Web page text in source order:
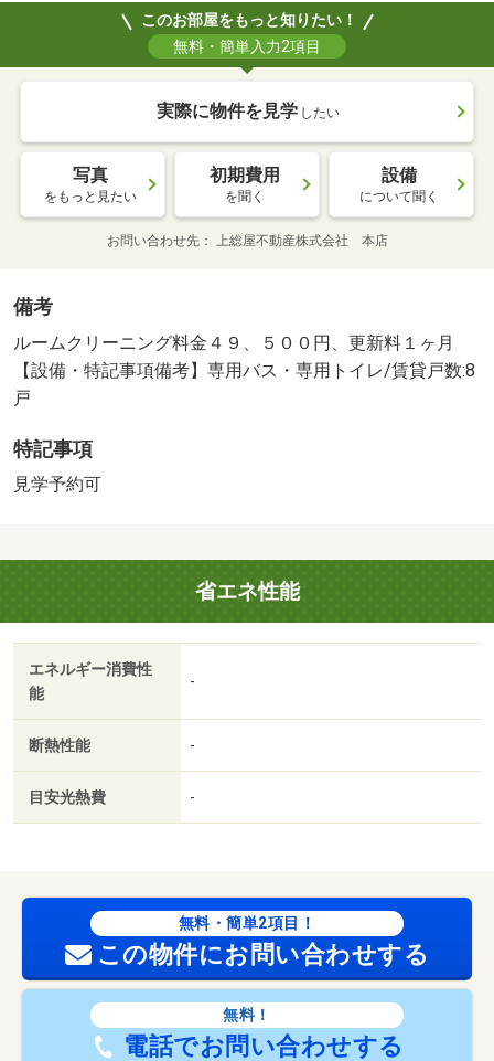
外観
このお部屋をもっと知りたい！
無料・簡単入力2項目
実際に物件を見学 したい
写真
をもっと見たい
初期費用
を聞く
設備
について聞く
お問い合わせ先 上総屋不動産株式会社 本店
備考
ルームクリーニング料金４９、５００円、更新料１ヶ月
【設備・特記事項備考】専用バス・専用トイレ/賃貸戸数:8
戸
特記事項
見学予約可
省エネ性能
エネルギー消費性
能
-
断熱性能 -
目安光熱費 -
無料・簡単2項目！
この物件にお問い合わせする
無料！
電話でお問い合わせする